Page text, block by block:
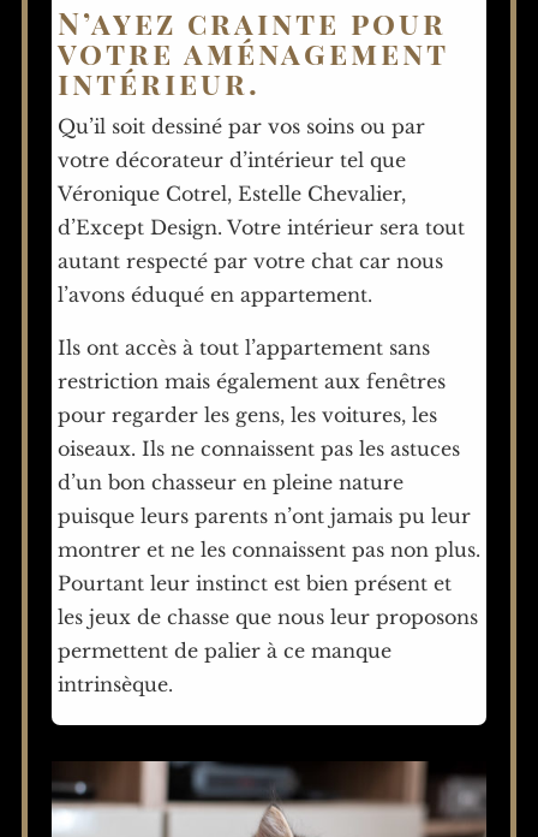
N’ayez crainte pour
votre aménagement
intérieur.
Qu’il soit dessiné par vos soins ou par
votre décorateur d’intérieur tel que
Véronique Cotrel, Estelle Chevalier,
d’Except Design. Votre intérieur sera tout
autant respecté par votre chat car nous
l’avons éduqué en appartement.
Ils ont accès à tout l’appartement sans
restriction mais également aux fenêtres
pour regarder les gens, les voitures, les
oiseaux. Ils ne connaissent pas les astuces
d’un bon chasseur en pleine nature
puisque leurs parents n’ont jamais pu leur
montrer et ne les connaissent pas non plus.
Pourtant leur instinct est bien présent et
les jeux de chasse que nous leur proposons
permettent de palier à ce manque
intrinsèque.